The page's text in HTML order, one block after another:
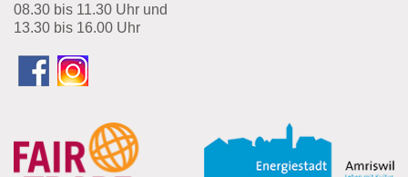
08.30 bis 11.30 Uhr und
13.30 bis 16.00 Uhr